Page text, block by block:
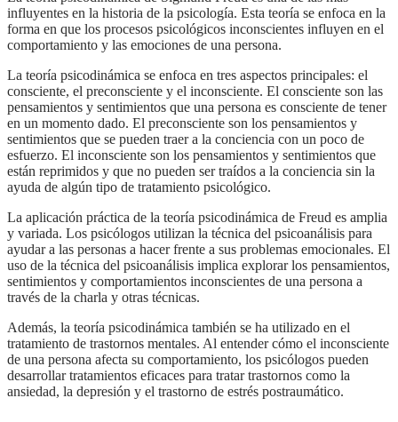
influyentes en la historia de la psicología. Esta teoría se enfoca en la
forma en que los procesos psicológicos inconscientes influyen en el
comportamiento y las emociones de una persona.
La teoría psicodinámica se enfoca en tres aspectos principales: el
consciente, el preconsciente y el inconsciente. El consciente son las
pensamientos y sentimientos que una persona es consciente de tener
en un momento dado. El preconsciente son los pensamientos y
sentimientos que se pueden traer a la conciencia con un poco de
esfuerzo. El inconsciente son los pensamientos y sentimientos que
están reprimidos y que no pueden ser traídos a la conciencia sin la
ayuda de algún tipo de tratamiento psicológico.
La aplicación práctica de la teoría psicodinámica de Freud es amplia
y variada. Los psicólogos utilizan la técnica del psicoanálisis para
ayudar a las personas a hacer frente a sus problemas emocionales. El
uso de la técnica del psicoanálisis implica explorar los pensamientos,
sentimientos y comportamientos inconscientes de una persona a
través de la charla y otras técnicas.
Además, la teoría psicodinámica también se ha utilizado en el
tratamiento de trastornos mentales. Al entender cómo el inconsciente
de una persona afecta su comportamiento, los psicólogos pueden
desarrollar tratamientos eficaces para tratar trastornos como la
ansiedad, la depresión y el trastorno de estrés postraumático.